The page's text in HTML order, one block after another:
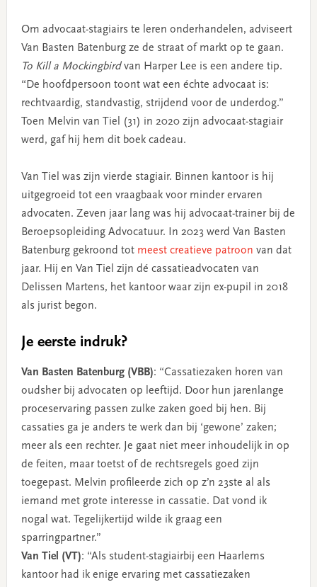
Om advocaat-stagiairs te leren onderhandelen, adviseert
Van Basten Batenburg ze de straat of markt op te gaan.
To Kill a Mockingbirdvan Harper Lee is een andere tip.
“De hoofdpersoon toont wat een échte advocaat is:
rechtvaardig, standvastig, strijdend voor de underdog.”
Toen Melvin van Tiel (31) in 2020 zijn advocaat-stagiair
werd, gaf hij hem dit boek cadeau.
Van Tiel was zijn vierde stagiair. Binnen kantoor is hij
uitgegroeid tot een vraagbaak voor minder ervaren
advocaten. Zeven jaar lang was hij advocaat-trainer bij de
Beroepsopleiding Advocatuur. In 2023 werd Van Basten
Batenburg gekroond tot meest creatieve patroon van dat
jaar. Hij en Van Tiel zijn dé cassatieadvocaten van
Delissen Martens, het kantoor waar zijn ex-pupil in 2018
als jurist begon.
Je eerste indruk?
Van Basten Batenburg (VBB): “Cassatiezaken horen van
oudsher bij advocaten op leeftijd. Door hun jarenlange
proceservaring passen zulke zaken goed bij hen. Bij
cassaties ga je anders te werk dan bij ‘gewone’ zaken;
meer als een rechter. Je gaat niet meer inhoudelijk in op
de feiten, maar toetst of de rechtsregels goed zijn
toegepast. Melvin profileerde zich op z’n 23ste al als
iemand met grote interesse in cassatie. Dat vond ik
nogal wat. Tegelijkertijd wilde ik graag een
sparringpartner.”
Van Tiel (VT): “Als student-stagiairbij een Haarlems
kantoor had ik enige ervaring met cassatiezaken